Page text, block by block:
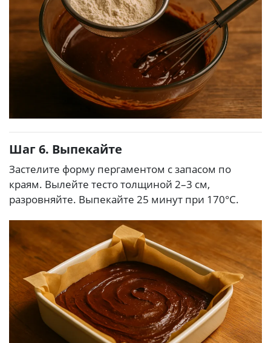
Шаг 6. Выпекайте
Застелите форму пергаментом с запасом по
краям. Вылейте тесто толщиной 2–3 см,
разровняйте. Выпекайте 25 минут при 170°C.